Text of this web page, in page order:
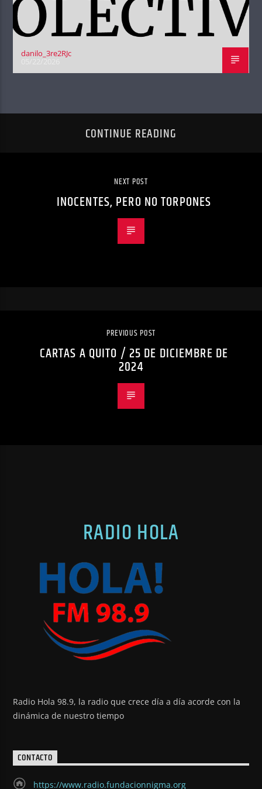
danilo_3re2RJc
CONTINUE READING
NEXT POST
INOCENTES, PERO NO TORPONES
PREVIOUS POST
CARTAS A QUITO / 25 DE DICIEMBRE DE
2024
RADIO HOLA
Radio Hola 98.9, la radio que crece día a día acorde con la
dinámica de nuestro tiempo
CONTACTO
https://www.radio.fundacionnigma.org